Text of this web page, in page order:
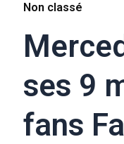
Non classé
ses 9
fans